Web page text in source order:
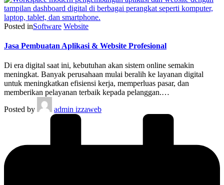
Posted inSoftware Website
Jasa Pembuatan Aplikasi & Website Profesional
Di era digital saat ini, kebutuhan akan sistem online semakin
meningkat. Banyak perusahaan mulai beralih ke layanan digital
untuk meningkatkan efisiensi kerja, memperluas pasar, dan
memberikan pelayanan terbaik kepada pelanggan.…
Posted by
admin izzaweb